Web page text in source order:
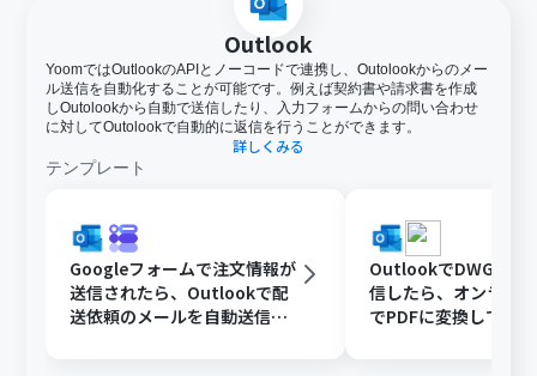
Outlook
YoomではOutlookのAPIとノーコードで連携し、Outolookからのメー
ル送信を自動化することが可能です。例えば契約書や請求書を作成
しOutolookから自動で送信したり、入力フォームからの問い合わせ
に対してOutolookで自動的に返信を行うことができます。
詳しくみる
テンプレート
Googleフォームで注文情報が
送信されたら、Outlookで配
送依頼のメールを自動送信す
OutlookでDWGファ
信したら、オンライ
でPDFに変換して